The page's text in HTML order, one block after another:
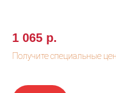
1 065 р.